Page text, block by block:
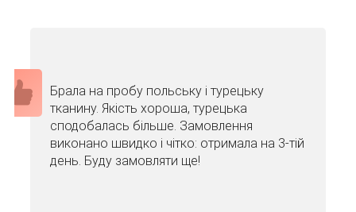
Брала на пробу польську і турецьку
тканину. Якість хороша, турецька
сподобалась більше. Замовлення
виконано швидко і чітко: отримала на 3-тій
день. Буду замовляти ще!